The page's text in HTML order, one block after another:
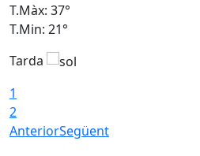
T.Màx: 37°
T.Min: 21°
Tarda
1
2
AnteriorSegüent